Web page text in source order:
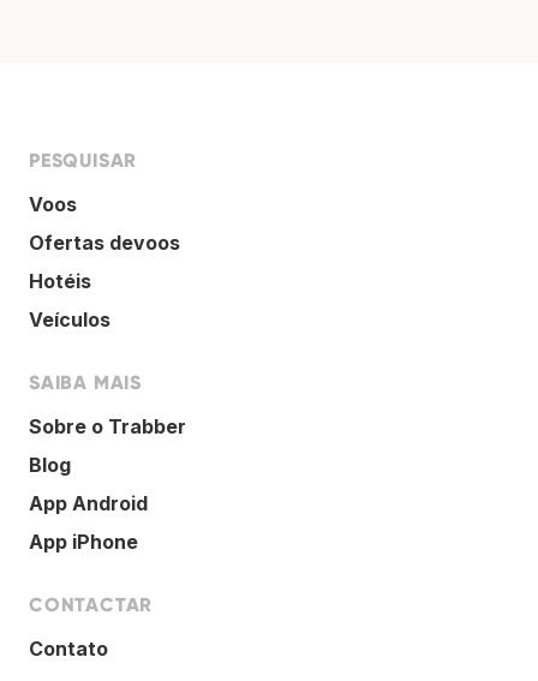
PESQUISAR
Voos
Ofertas devoos
Hotéis
Veículos
SAIBA MAIS
Sobre o Trabber
Blog
App Android
App iPhone
CONTACTAR
Contato